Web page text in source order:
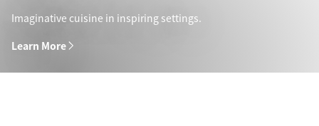
Imaginative cuisine in inspiring settings.
Learn More